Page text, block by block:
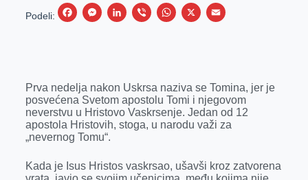
Podeli:
F
b
o
o
M
e
n
g
r
L
e
d
I
V
r
W
s
A
p
X
E
l
Prva nedelja nakon Uskrsa naziva se Tomina, jer je
posvećena Svetom apostolu Tomi i njegovom
neverstvu u Hristovo Vaskrsenje. Jedan od 12
apostola Hristovih, stoga, u narodu važi za
„nevernog Tomu“.
Kada je Isus Hristos vaskrsao, ušavši kroz zatvorena